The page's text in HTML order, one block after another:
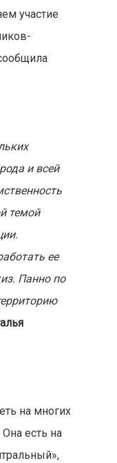
участие
и всей
темой
ее
Панно по
на многих
есть на